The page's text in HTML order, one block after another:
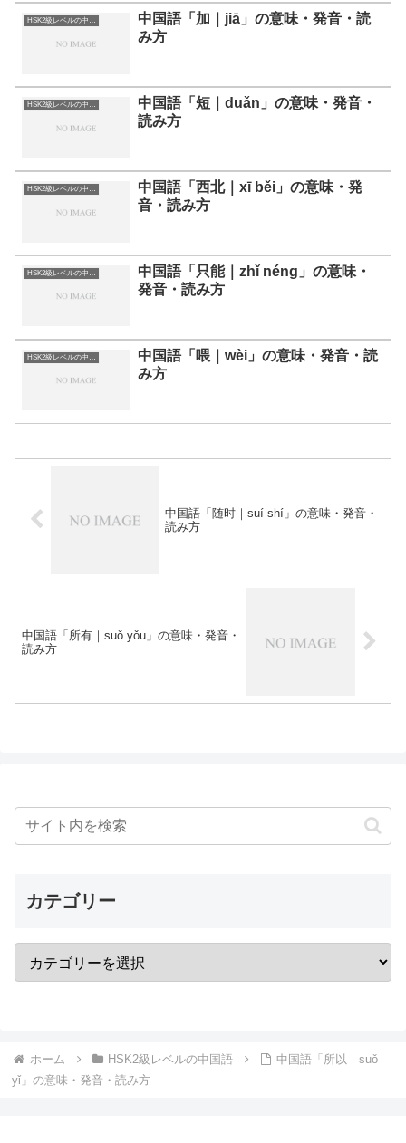
HSK2級レベルの中国語
中国語「加｜jiā」の意味・発音・読
み方
HSK2級レベルの中国語
中国語「短｜duǎn」の意味・発音・
読み方
HSK2級レベルの中国語
中国語「西北｜xī běi」の意味・発
音・読み方
中国語「只能｜zhǐ néng」の意味・
発音・読み方
中国語「喂｜wèi」の意味・発音・読
み方
中国語「随时｜suí shí」の意味・発音・
読み方
中国語「所有｜suǒ yǒu」の意味・発音・
読み方
カテゴリー
ホーム HSK2級レベルの中国語
中国語「所以｜suǒ
yǐ」の意味・発音・読み方